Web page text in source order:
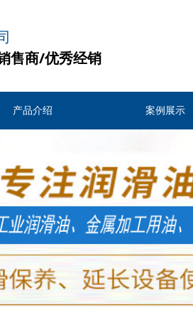
售商/优秀经销
产品介绍 案例展示